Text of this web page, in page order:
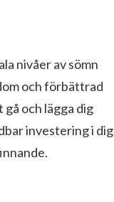
nivåer av sömn
och förbättrad
och lägga dig
investering i dig